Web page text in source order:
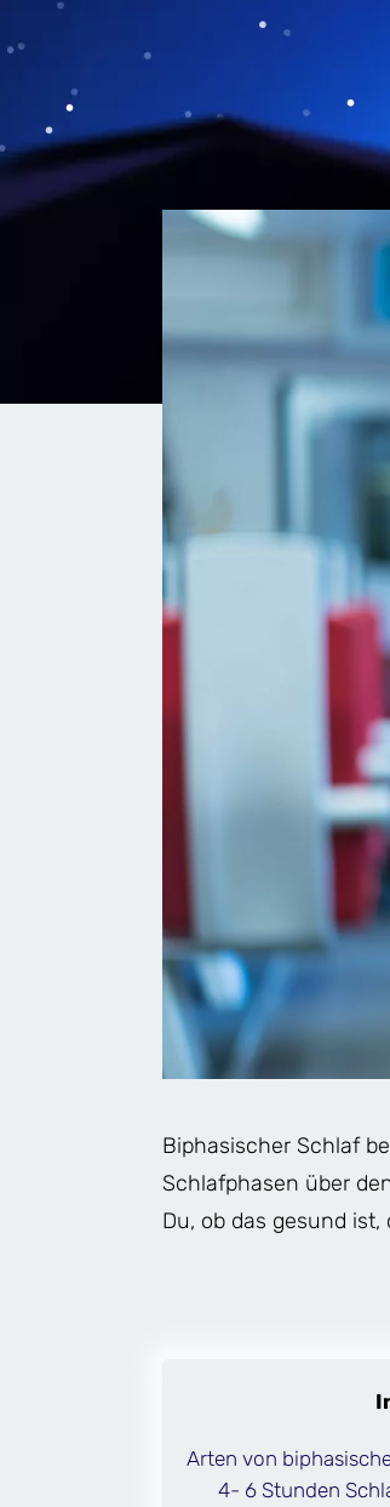
Biphasischer Schlaf
Schlafphasen über
Du, ob das gesund
Arten von
4- 6 Stunden